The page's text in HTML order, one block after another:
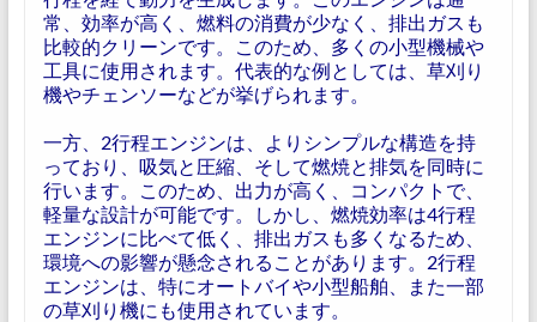
常、効率が高く、燃料の消費が少なく、排出ガスも
比較的クリーンです。このため、多くの小型機械や
工具に使用されます。代表的な例としては、草刈り
機やチェンソーなどが挙げられます。
一方、2行程エンジンは、よりシンプルな構造を持
っており、吸気と圧縮、そして燃焼と排気を同時に
行います。このため、出力が高く、コンパクトで、
軽量な設計が可能です。しかし、燃焼効率は4行程
エンジンに比べて低く、排出ガスも多くなるため、
環境への影響が懸念されることがあります。2行程
エンジンは、特にオートバイや小型船舶、また一部
の草刈り機にも使用されています。